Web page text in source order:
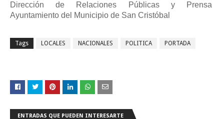
Dirección de Relaciones Públicas y Prensa
Ayuntamiento del Municipio de San Cristóbal
Tags LOCALES NACIONALES POLITICA PORTADA
ENTRADAS QUE PUEDEN INTERESARTE